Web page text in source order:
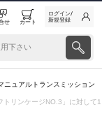
せ カート
ログイン/
新規登録
ニュアルトランスミッション
トリンケージNO.3」に対して1